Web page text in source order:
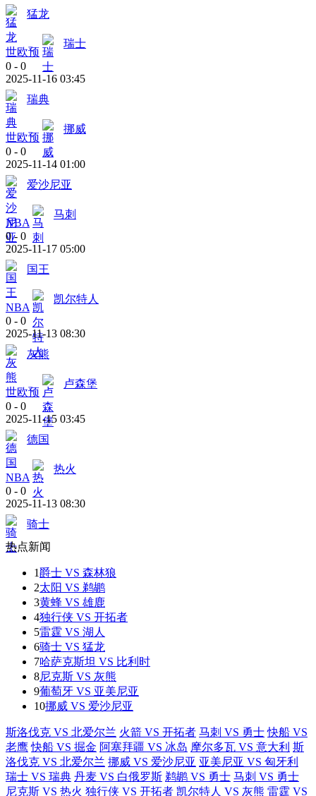
猛龙
世欧预
瑞士
0 - 0
2025-11-16 03:45
瑞典
世欧预
挪威
0 - 0
2025-11-14 01:00
爱沙尼亚
NBA
马刺
0 - 0
2025-11-17 05:00
国王
NBA
凯尔特人
0 - 0
2025-11-13 08:30
灰熊
世欧预
卢森堡
0 - 0
2025-11-15 03:45
德国
NBA
热火
0 - 0
2025-11-13 08:30
骑士
热点新闻
1爵士 VS 森林狼
2太阳 VS 鹈鹕
3黄蜂 VS 雄鹿
4独行侠 VS 开拓者
5雷霆 VS 湖人
6骑士 VS 猛龙
7哈萨克斯坦 VS 比利时
8尼克斯 VS 灰熊
9葡萄牙 VS 亚美尼亚
10挪威 VS 爱沙尼亚
斯洛伐克 VS 北爱尔兰 火箭 VS 开拓者 马刺 VS 勇士 快船 VS
老鹰 快船 VS 掘金 阿塞拜疆 VS 冰岛 摩尔多瓦 VS 意大利 斯
洛伐克 VS 北爱尔兰 挪威 VS 爱沙尼亚 亚美尼亚 VS 匈牙利
瑞士 VS 瑞典 丹麦 VS 白俄罗斯 鹈鹕 VS 勇士 马刺 VS 勇士
尼克斯 VS 热火 独行侠 VS 开拓者 凯尔特人 VS 灰熊 雷霆 VS